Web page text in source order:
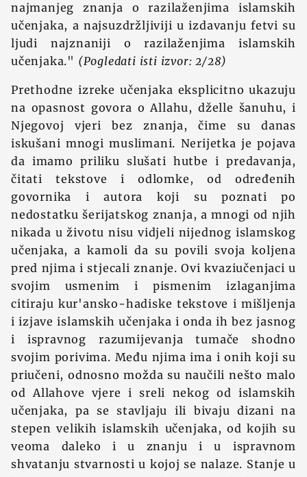
najmanjeg znanja o razilaženjima islamskih
učenjaka, a najsuzdržljiviji u izdavanju fetvi su
ljudi najznaniji o razilaženjima islamskih
učenjaka." (Pogledati isti izvor: 2/28)
Prethodne izreke učenjaka eksplicitno ukazuju
na opasnost govora o Allahu, dželle šanuhu, i
Njegovoj vjeri bez znanja, čime su danas
iskušani mnogi muslimani. Nerijetka je pojava
da imamo priliku slušati hutbe i predavanja,
čitati tekstove i odlomke, od određenih
govornika i autora koji su poznati po
nedostatku šerijatskog znanja, a mnogi od njih
nikada u životu nisu vidjeli nijednog islamskog
učenjaka, a kamoli da su povili svoja koljena
pred njima i stjecali znanje. Ovi kvaziučenjaci u
svojim usmenim i pismenim izlaganjima
citiraju kur'ansko-hadiske tekstove i mišljenja
i izjave islamskih učenjaka i onda ih bez jasnog
i ispravnog razumijevanja tumače shodno
svojim porivima. Među njima ima i onih koji su
priučeni, odnosno možda su naučili nešto malo
od Allahove vjere i sreli nekog od islamskih
učenjaka, pa se stavljaju ili bivaju dizani na
stepen velikih islamskih učenjaka, od kojih su
veoma daleko i u znanju i u ispravnom
shvatanju stvarnosti u kojoj se nalaze. Stanje u